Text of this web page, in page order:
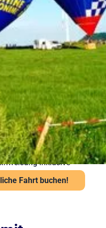
Luft
Ballooning an erster
nur bei stabiler
prüfen Wind und
Flugwetteramt.
120 cm Körpergröße
erforderlich, aber
problemlos möglich
inklusive
Fahrt buchen!